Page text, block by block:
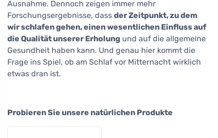
Ausnahme. Dennoch zeigen immer mehr
Forschungsergebnisse, dass der Zeitpunkt, zu dem
wir schlafen gehen, einen wesentlichen Einfluss auf
die Qualität unserer Erholung und auf die allgemeine
Gesundheit haben kann. Und genau hier kommt die
Frage ins Spiel, ob am Schlaf vor Mitternacht wirklich
etwas dran ist.
Probieren Sie unsere natürlichen Produkte